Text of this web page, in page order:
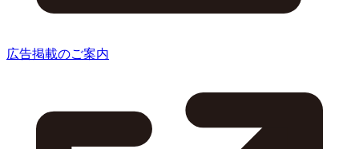
広告掲載のご案内